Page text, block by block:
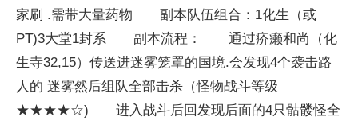
家刷 .需带大量药物 副本队伍组合：1化生（或
PT)3大堂1封系 副本流程： 通过疥癞和尚（化
生寺32,15）传送进迷雾笼罩的国境.会发现4个袭击路
人的 迷雾然后组队全部击杀（怪物战斗等级
★★★★☆) 进入战斗后回发现后面的4只骷髅怪全